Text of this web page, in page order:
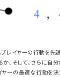
レイヤーの行動を先
、そして、さらに自
ーの最適な行動を